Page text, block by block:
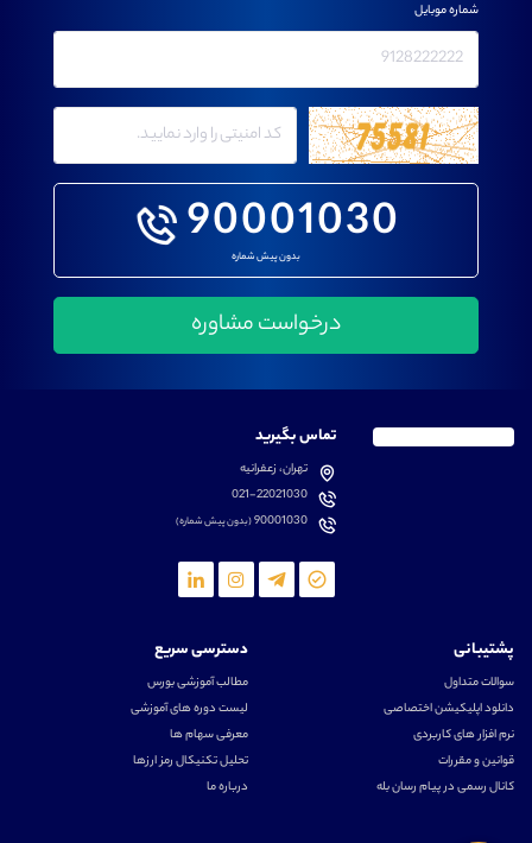
90001030
بدون پیش شماره
شماره موبایل
تماس بگیرید
تهران، زعفرانیه
021-22021030
90001030(بدون پیش شماره)
پشتیبانی
سوالات متداول
دانلود اپلیکیشن اختصاصی
نرم افزار های کاربردی
قوانین و مقررات
کانال رسمی در پیام رسان بله
دسترسی سریع
مطالب آموزشی بورس
لیست دوره های آموزشی
معرفی سهام ها
تحلیل تکنیکال رمز ارزها
درباره ما